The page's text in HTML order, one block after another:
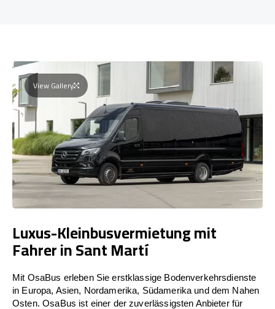
View Gallery
Luxus-Kleinbusvermietung mit
Fahrer in Sant Martí
Mit OsaBus erleben Sie erstklassige Bodenverkehrsdienste
in Europa, Asien, Nordamerika, Südamerika und dem Nahen
Osten. OsaBus ist einer der zuverlässigsten Anbieter für